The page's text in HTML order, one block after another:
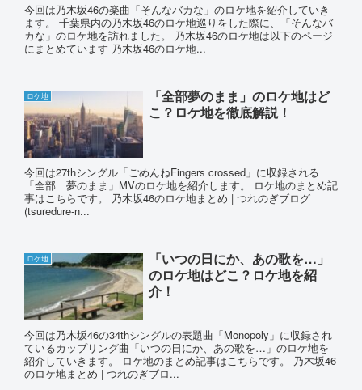
今回は乃木坂46の楽曲「そんなバカな」のロケ地を紹介していき
ます。 千葉県内の乃木坂46のロケ地巡りをした際に、「そんなバ
カな」のロケ地を訪れました。 乃木坂46のロケ地は以下のページ
にまとめています 乃木坂46のロケ地...
ロケ地
「全部夢のまま」のロケ地はど
こ？ロケ地を徹底解説！
今回は27thシングル「ごめんねFingers crossed」に収録される
「全部 夢のまま」MVのロケ地を紹介します。 ロケ地のまとめ記
事はこちらです。 乃木坂46のロケ地まとめ | つれのぎブログ
(tsuredure-n...
ロケ地
「いつの日にか、あの歌を…」
のロケ地はどこ？ロケ地を紹
介！
今回は乃木坂46の34thシングルの表題曲「Monopoly」に収録され
ているカップリング曲「いつの日にか、あの歌を…」のロケ地を
紹介していきます。 ロケ地のまとめ記事はこちらです。 乃木坂46
のロケ地まとめ | つれのぎブロ...